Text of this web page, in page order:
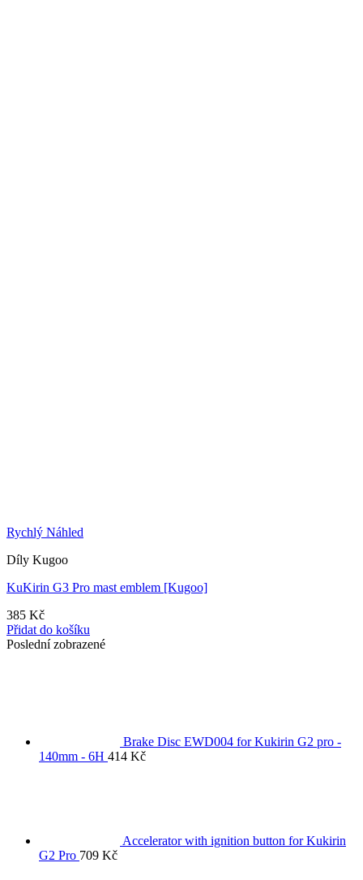
Rychlý Náhled
Díly Kugoo
KuKirin G3 Pro mast emblem [Kugoo]
385 Kč
Přidat do košíku
Poslední zobrazené
Brake Disc EWD004 for Kukirin G2 pro -
140mm - 6H 414 Kč
Accelerator with ignition button for Kukirin
G2 Pro 709 Kč